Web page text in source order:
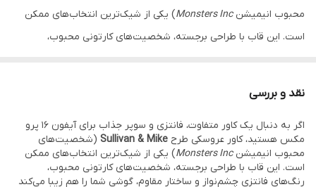
محبوب انیمیشنMonsters Inc) یکی از شیک‌ترین انتخاب‌های ممکن
است. این قاب با طراحی برجسته، شخصیت‌های کارتونی محبوب،
رنگ‌ها کاملاً ثابتهستند و با گذر زمان کدر یا پاک نمی‌شوند. بخش
عروسکی روی قاب نیز با جزئیات دقیق ساخته شده و جلوه‌ای لوکس و
دوست‌داشتنی به گوشی شما می‌دهد. این محصول در فروشگاهفون
نقد و بررسی
اگر به دنبال یک کاور متفاوت، فانتزی و سوپر جذاب برای آیفون 16 پرو
مکس هستید، کاور عروسکی طرح Sullivan & Mike (شخصیت‌های
محبوب انیمیشنMonsters Inc) یکی از شیک‌ترین انتخاب‌های ممکن
است. این قاب با طراحی برجسته، شخصیت‌های کارتونی محبوب،
رنگ‌های فانتزی چشم‌نواز و ساختار مقاوم، گوشی شما را هم زیبا می‌کند